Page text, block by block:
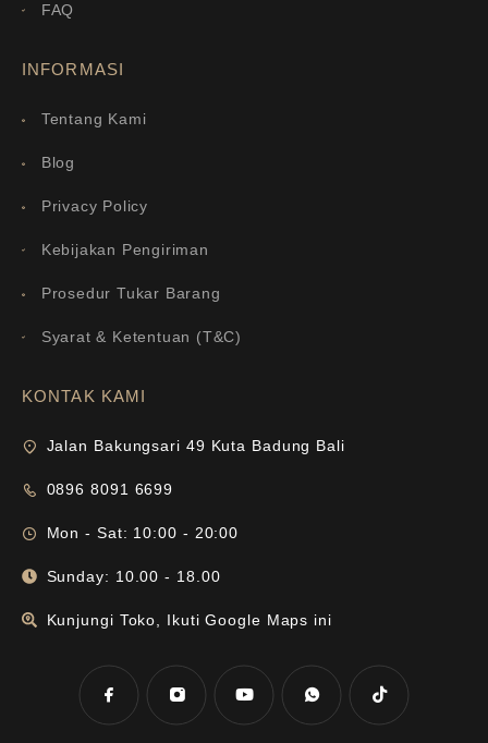
FAQ
INFORMASI
Tentang Kami
Blog
Privacy Policy
Kebijakan Pengiriman
Prosedur Tukar Barang
Syarat & Ketentuan (T&C)
KONTAK KAMI
Jalan Bakungsari 49 Kuta Badung Bali
0896 8091 6699
Mon - Sat: 10:00 - 20:00
Sunday: 10.00 - 18.00
Kunjungi Toko, Ikuti Google Maps ini